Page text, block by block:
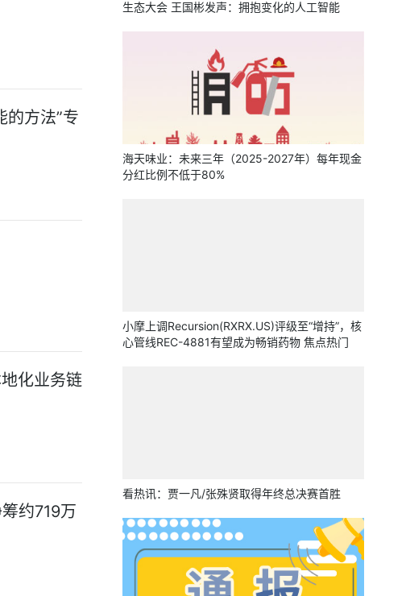
的方法”专
化业务链
约719万
生态大会 王国彬发声：拥抱变化的人工智能
海天味业：未来三年（2025-2027年）每年现金
分红比例不低于80%
小摩上调Recursion(RXRX.US)评级至“增持”，核
心管线REC-4881有望成为畅销药物 焦点热门
看热讯：贾一凡/张殊贤取得年终总决赛首胜